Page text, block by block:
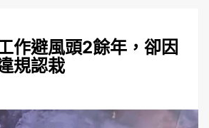
作避風頭2餘年，卻因
規認栽